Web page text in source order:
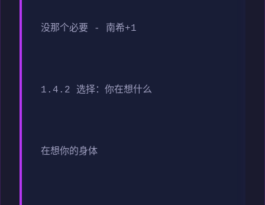
没那个必要 - 南希+1
1.4.2 选择：你在想什么
在想你的身体